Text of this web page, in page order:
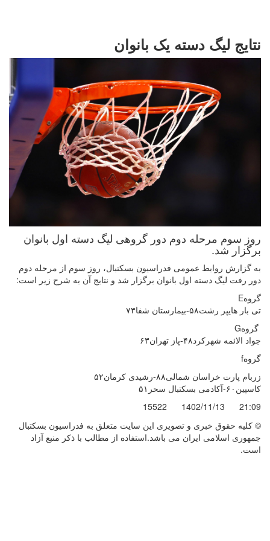
نتایج لیگ دسته یک بانوان
روز سوم مرحله دوم دور گروهی لیگ دسته اول بانوان
برگزار شد. ‌
به گزارش روابط عمومی فدراسیون بسکتبال، روز سوم از مرحله دوم
دور رفت لیگ دسته اول بانوان برگزار شد و نتایج آن به شرح زیر است:
گروهE
تی بار هایپر رشت۵۸-بیمارستان شفا۷۳
گروهG
جواد الائمه شهرکرد۴۸-پاز تهران۶۳
گروهf
زربام پارت خراسان شمالی۸۸-رشیدی کرمان۵۲
کاسپین۶۰-آکادمی بسکتبال سحر۵۱
21:09
1402/11/13
15522
© کليه حقوق خبری و تصويری اين سايت متعلق به فدراسیون بسکتبال
جمهوری اسلامی ایران می باشد.استفاده از مطالب با ذكر منبع آزاد
است.